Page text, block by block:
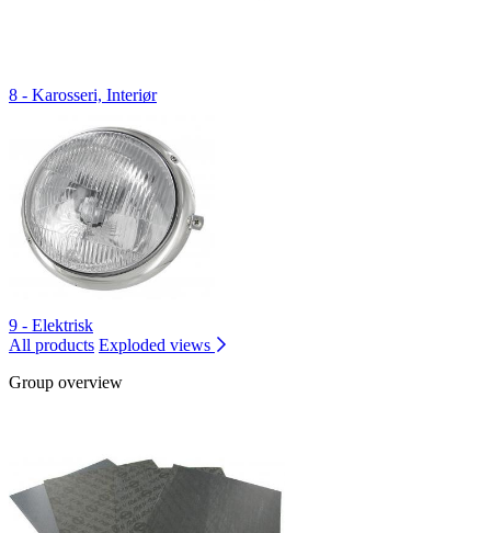
8 - Karosseri, Interiør
9 - Elektrisk
All products Exploded views
Group overview